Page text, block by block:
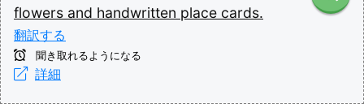
flowers and handwritten place cards.
翻訳する
聞き取れるようになる
詳細